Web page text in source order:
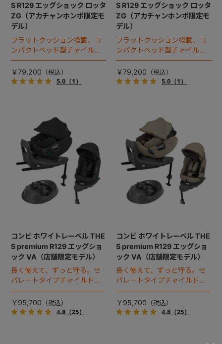
S R129 エッグショック ロッタ
ZG（アカチャンホンポ限定モ
デル）
フラットクッション搭載、コ
ンパクトベッド型チャイルド
シート（2025年モデル）。
￥79,200
5.0（1）
S R129 エッグショック ロッタ
ZG（アカチャンホンポ限定モ
デル）
フラットクッション搭載、コ
ンパクトベッド型チャイルド
シート（2025年モデル）。
￥79,200
5.0（1）
コンビ ホワイトレーベル THE
S premium R129 エッグショ
ック VA（店舗限定モデル）
長く使えて、ずっと守る。セ
パレートタイプチャイルドシ
ートのロングユースモデル。
￥95,700
4.8（25）
コンビ ホワイトレーベル THE
S premium R129 エッグショ
ック VA（店舗限定モデル）
長く使えて、ずっと守る。セ
パレートタイプチャイルドシ
ートのロングユースモデル。
￥95,700
4.8（25）